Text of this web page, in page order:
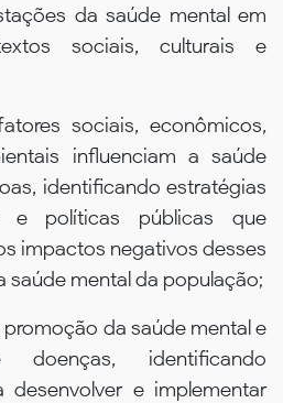
da saúde mental em
sociais, culturais e
sociais, econômicos,
influenciam a saúde
identificando estratégias
e políticas públicas que
impactos negativos desses
saúde mental da população;
da saúde mental e
doenças, identificando
desenvolver e implementar